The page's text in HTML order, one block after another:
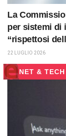
La
per sistemi di
“rispettosi
22 LUGLIO 2026
NET & TECH